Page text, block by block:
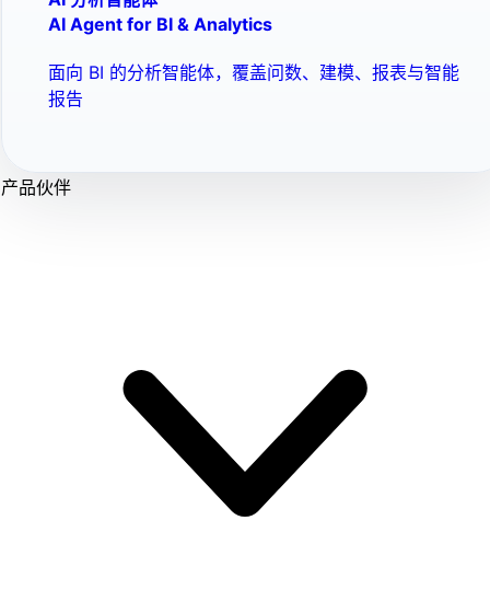
AI Agent for BI & Analytics
面向 BI 的分析智能体，覆盖问数、建模、报表与智能
报告
产品伙伴